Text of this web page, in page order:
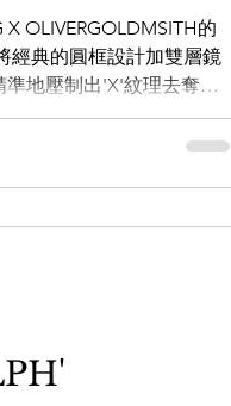
OLIVERGOLDMSITH的
經典的圓框設計加雙層鏡
地壓制出'X'紋理去奪目
高貴味道。而經過專業
因純粹玩味而忽略了鏡...